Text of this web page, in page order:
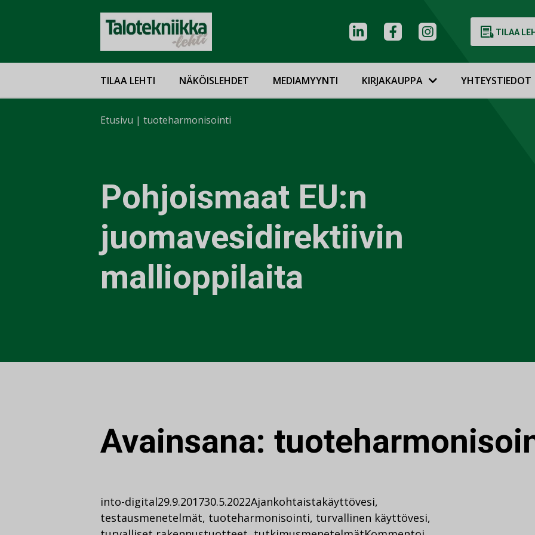
TILAA
TILAA LEHTI NÄKÖISLEHDET MEDIAMYYNTI KIRJAKAUPPA YHTEYSTIEDOT
Etusivu | tuoteharmonisointi
Pohjoismaat EU:n
juomavesidirektiivin
mallioppilaita
Avainsana:
into-digital29.9.201730.5.2022Ajankohtaistakäyttövesi,
testausmenetelmät, tuoteharmonisointi, turvallinen käyttövesi,